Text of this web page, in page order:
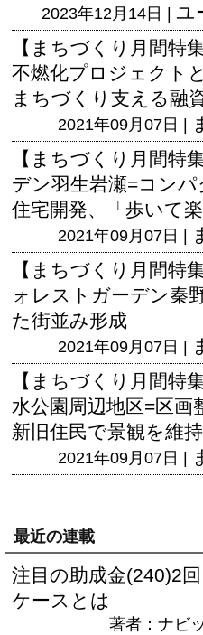
2023年12月14日 | ユ
【まちづくり月間特
不燃化プロジェクト
まちづくり支える融
2021年09月07日 |
【まちづくり月間特
デン羽生岩瀬=コン
住宅開発、「歩いて
2021年09月07日 |
【まちづくり月間特
ォレストガーデン秦
た街並み形成
2021年09月07日 |
【まちづくり月間特
水公園周辺地区=区画
新旧住民で景観を維
2021年09月07日 |
最近の連載
注目の助成金(240)2
ケースとは
著者：ナビ